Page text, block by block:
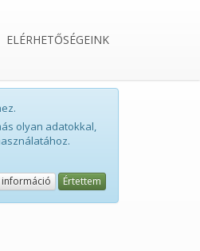
ELÉRHETŐSÉGEINK
olyan adatokkal,
Értettem